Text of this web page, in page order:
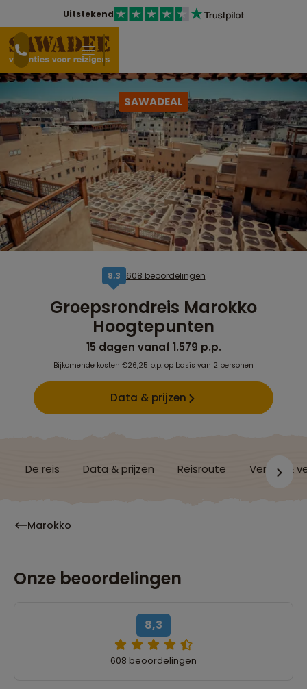
Uitstekend
SAWADEAL
8,3 608 beoordelingen
Groepsrondreis Marokko
Hoogtepunten
15 dagen vanaf 1.579 p.p.
Bijkomende kosten €26,25 p.p. op basis van 2 personen
Data & prijzen
De reis Data & prijzen Reisroute Verblijf &
Marokko
Onze beoordelingen
8,3
608 beoordelingen